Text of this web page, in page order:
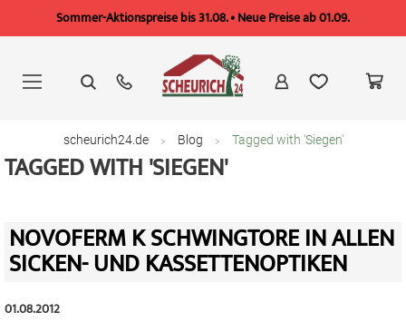
Sommer-Aktionspreise bis 31.08. • Neue Preise ab 01.09.
springen
scheurich24.de Blog Tagged with 'Siegen'
TAGGED WITH 'SIEGEN'
NOVOFERM K SCHWINGTORE IN ALLEN
SICKEN- UND KASSETTENOPTIKEN
01.08.2012